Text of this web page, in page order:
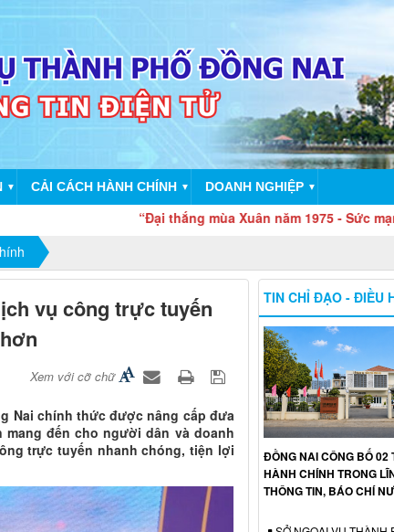
▼ CẢI CÁCH HÀNH CHÍNH ▼ DOANH NGHIỆP ▼
“Đại thắng mùa Xuân năm 1975 - Sức mạnh
vụ công trực tuyến
Xem với cỡ chữ
Nai chính thức được nâng cấp đưa
đến cho người dân và doanh
trực tuyến nhanh chóng, tiện lợi
TIN CHỈ ĐẠO - ĐIỀU
ĐỒNG NAI CÔNG BỐ 02
HÀNH CHÍNH TRONG
THÔNG TIN, BÁO CHÍ